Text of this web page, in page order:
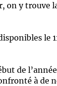
on y trouve
le
de
à de